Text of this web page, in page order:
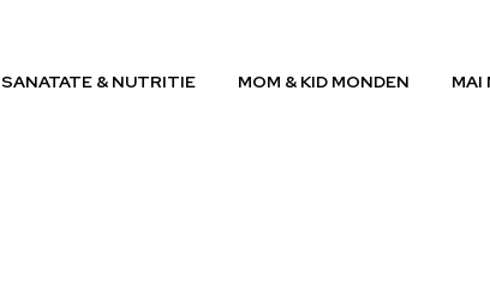
SANATATE & NUTRITIE MOM & KID MONDEN MAI